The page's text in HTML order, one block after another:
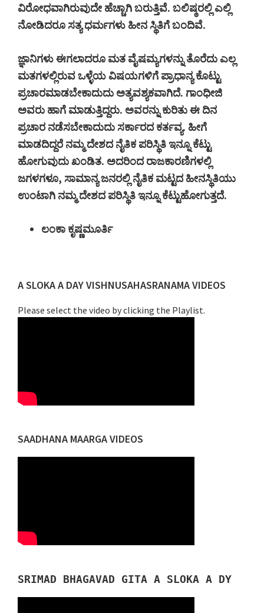
ವಿರೋಧವಾಗಿರುವುದೇ ಹೆಚ್ಚಾಗಿಬರುತ್ತಿವೆ. ಬಲಿಷ್ಠರಲ್ಲಿ ಎಲ್ಲಿ
ನೋಡಿದರೂ ಸತ್ಯ ಧರ್ಮಗಳು ಹೀನಸ್ಥಿತಿಗೆಬಂದಿವೆ.
ಜ್ಞಾನಿಗಳುಈಗಲಾದರೂ ಮತ ವೈಷಮ್ಯಗಳನ್ನು ತೊರೆದು ಎಲ್ಲ
ಮತಗಳಲ್ಲಿರುವಒಳ್ಳೆಯವಿಷಯಗಳಿಗೆ ಪ್ರಾಧಾನ್ಯ ಕೊಟ್ಟು
ಪ್ರಚಾರಮಾಡಬೇಕಾದುದು ಅತ್ಯವಶ್ಯಕವಾಗಿದೆ. ಗಾಂಧೀಜಿ
ಅವರು ಹಾಗೆ ಮಾಡುತ್ತಿದ್ದರು. ಅವರನ್ನು ಕುರಿತುಈ ದಿನ
ಪ್ರಚಾರ ನಡೆಸಬೇಕಾದುದು ಸರ್ಕಾರದ ಕರ್ತವ್ಯ. ಹೀಗೆ
ಮಾಡದಿದ್ದರೆ ನಮ್ಮ ದೇಶದ ನೈತಿಕ ಪರಿಸ್ಥಿತಿಇನ್ನೂ ಕೆಟ್ಟು
ಹೋಗುವುದುಖಂಡಿತ. ಅದರಿಂದ ರಾಜಕಾರಣಿಗಳಲ್ಲಿ
ಜಗಳಗಳೂ, ಸಾಮಾನ್ಯಜನರಲ್ಲಿ ನೈತಿಕ ಮಟ್ಟದ ಹೀನಸ್ಥಿತಿಯು
ಉಂಟಾಗಿ ನಮ್ಮ ದೇಶದ ಪರಿಸ್ಥಿತಿಇನ್ನೂ ಕೆಟ್ಟುಹೋಗುತ್ತದೆ.
ಲಂಕಾ ಕೃಷ್ಣಮೂರ್ತಿ
Primary
Sidebar
A SLOKA A DAY VISHNUSAHASRANAMA VIDEOS
Please select the video by clicking the Playlist.
SAADHANA MAARGA VIDEOS
SRIMAD BHAGAVAD GITA A SLOKA A DY